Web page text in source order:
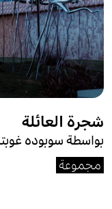
شجرة العائلة
بواسطة سوبوده
مجموعة